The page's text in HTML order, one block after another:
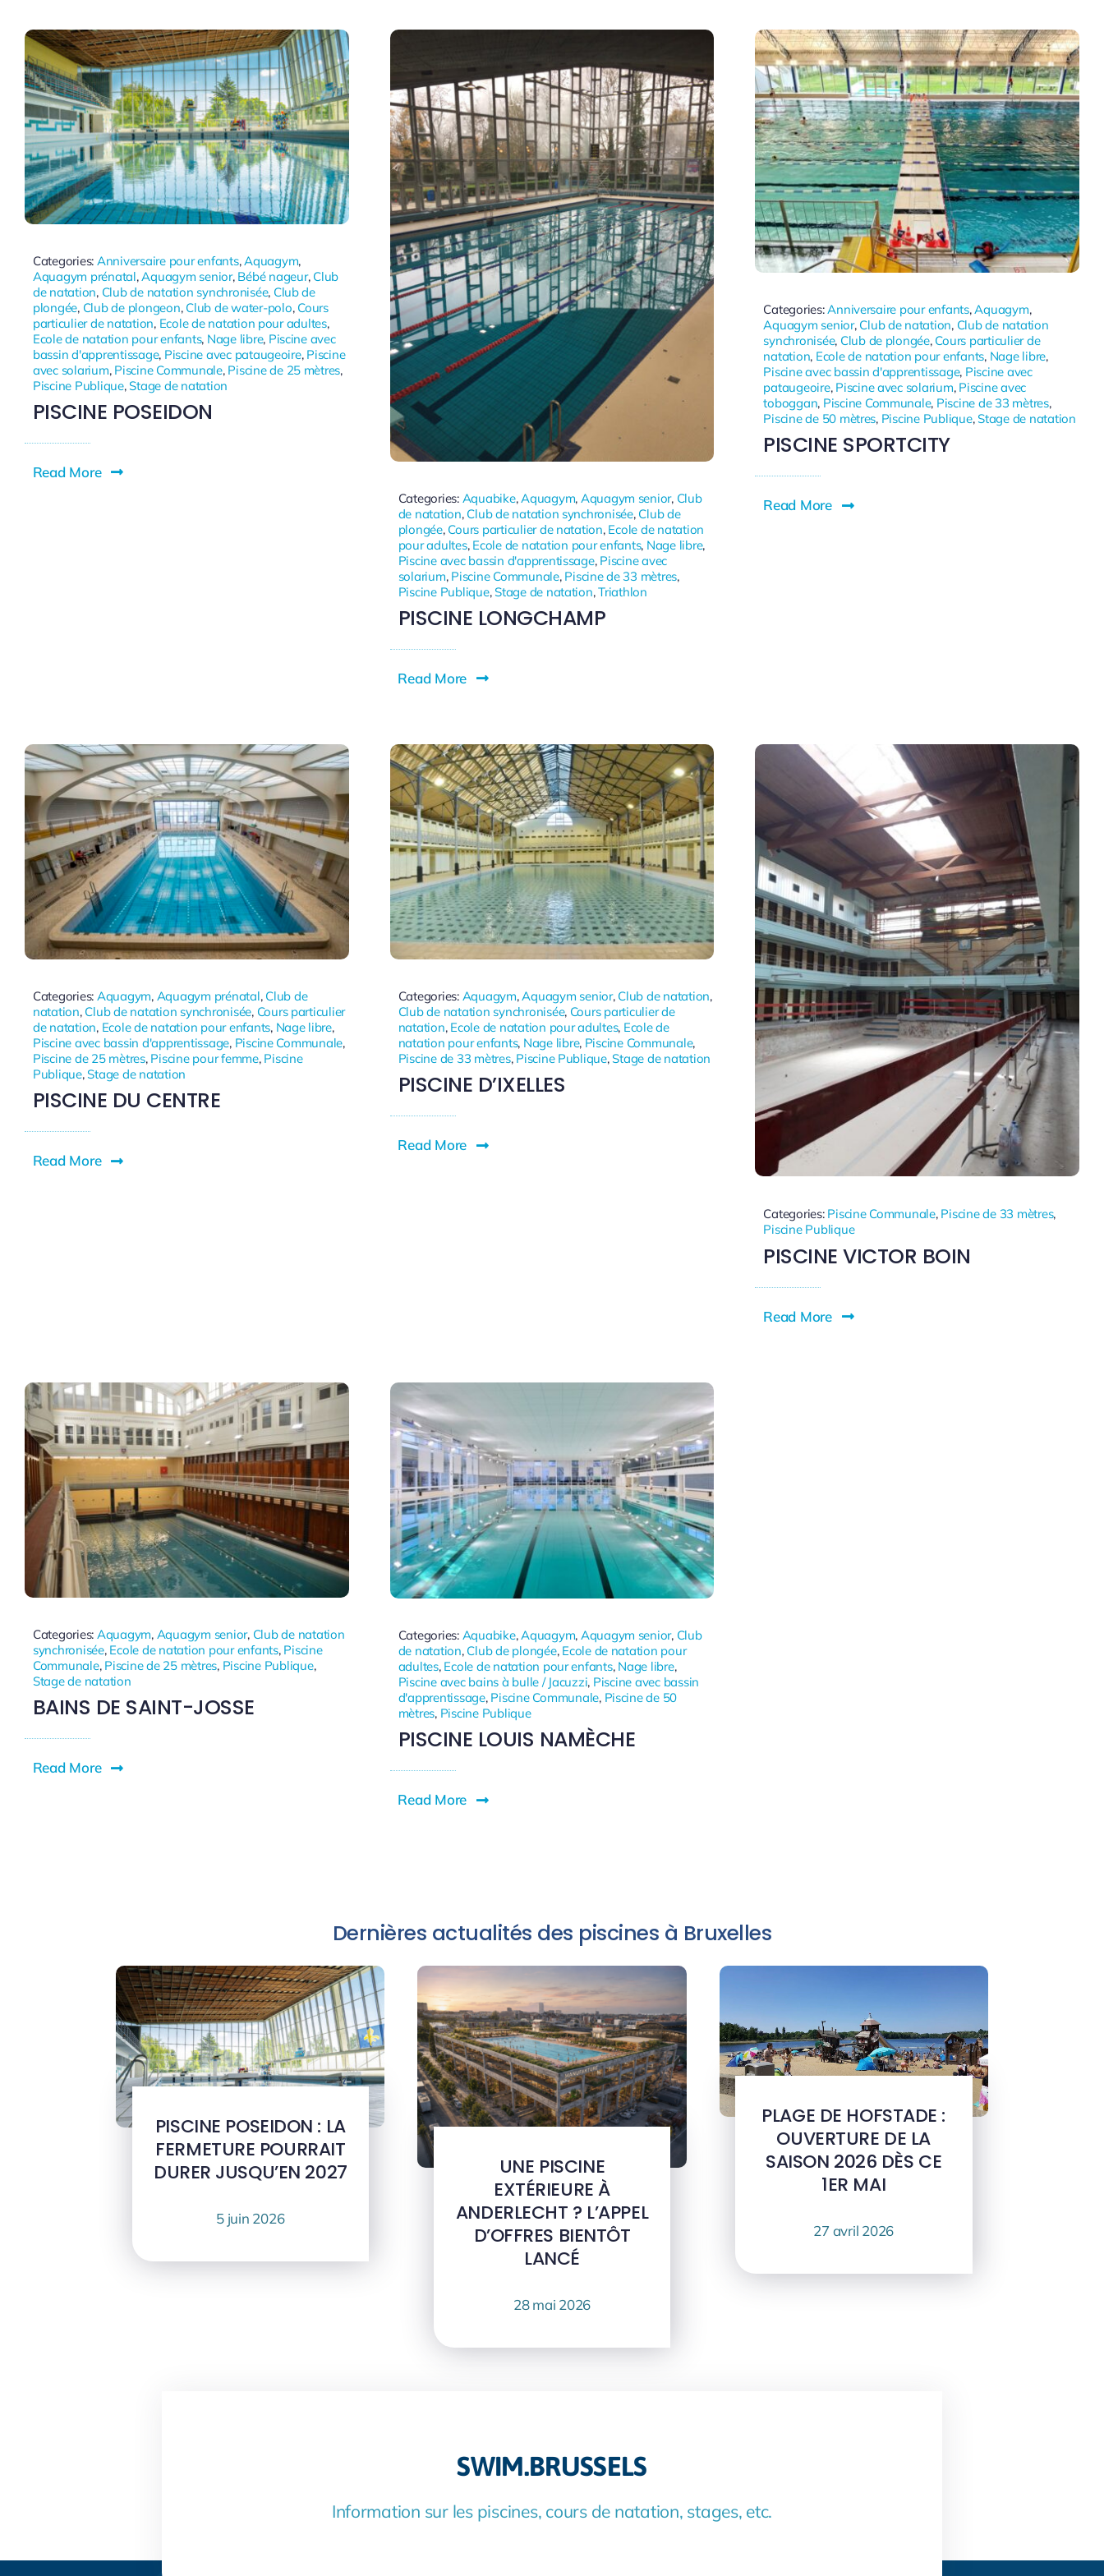
Categories: Anniversaire pour enfants,Aquagym,
Aquagym prénatal,Aquagym senior, Bébé nageur, Club
de natation, Club de natation synchronisée, Club de
plongée, Club de plongeon, Club de water-polo, Cours
particulier de natation, Ecole de natation pour adultes,
Ecole de natation pour enfants, Nage libre, Piscine avec
bassin d'apprentissage, Piscine avec pataugeoire, Piscine
avec solarium, Piscine Communale, Piscine de 25 mètres,
Piscine Publique,Stage de natation
PISCINE POSEIDON
Read More
Categories: Aquabike,Aquagym, Aquagym senior, Club
de natation, Club de natation synchronisée, Club de
plongée, Cours particulier de natation, Ecole de natation
pour adultes, Ecole de natation pour enfants, Nage libre,
Piscine avec bassin d'apprentissage, Piscine avec
solarium, Piscine Communale, Piscine de 33 mètres,
Piscine Publique,Stage de natation,Triathlon
PISCINE LONGCHAMP
Read More
Categories:Anniversaire pour enfants,Aquagym,
Aquagym senior, Club de natation, Club de natation
synchronisée, Club de plongée, Cours particulier de
natation, Ecole de natation pour enfants, Nage libre,
Piscine avec bassin d'apprentissage, Piscine avec
pataugeoire, Piscine avec solarium, Piscine avec
toboggan, Piscine Communale, Piscine de 33 mètres,
Piscine de 50 mètres, Piscine Publique,Stage de natation
PISCINE SPORTCITY
Read More
Categories: Aquagym, Aquagym prénatal, Club de
natation, Club de natation synchronisée, Cours particulier
de natation, Ecole de natation pour enfants, Nage libre,
Piscine avec bassin d'apprentissage, Piscine Communale,
Piscine de 25 mètres, Piscine pour femme, Piscine
Publique,Stage de natation
PISCINE DU CENTRE
Read More
Categories: Aquagym,Aquagym senior, Club de natation,
Club de natation synchronisée, Cours particulier de
natation, Ecole de natation pour adultes, Ecole de
natation pour enfants, Nage libre, Piscine Communale,
Piscine de 33 mètres, Piscine Publique,Stage de natation
PISCINE D’IXELLES
Read More
Categories: Piscine Communale, Piscine de 33 mètres,
Piscine Publique
PISCINE VICTOR BOIN
Read More
Categories: Aquagym, Aquagym senior, Club de natation
synchronisée, Ecole de natation pour enfants, Piscine
Communale, Piscine de 25 mètres, Piscine Publique,
Stage de natation
BAINS DE SAINT-JOSSE
Read More
Categories: Aquabike,Aquagym, Aquagym senior, Club
de natation, Club de plongée, Ecole de natation pour
adultes, Ecole de natation pour enfants, Nage libre,
Piscine avec bains à bulle / Jacuzzi, Piscine avec bassin
d'apprentissage, Piscine Communale, Piscine de 50
mètres, Piscine Publique
PISCINE LOUIS NAMÈCHE
Read More
Dernières actualités des piscines à Bruxelles
PISCINE POSEIDON : LA
FERMETURE POURRAIT
DURER JUSQU’EN 2027
5 juin 2026
UNE PISCINE
EXTÉRIEURE À
ANDERLECHT ? L’APPEL
D’OFFRES BIENTÔT
LANCÉ
28 mai 2026
PLAGE DE HOFSTADE :
OUVERTURE DE LA
SAISON 2026 DÈS CE
1ER MAI
27 avril 2026
SWIM.BRUSSELS
Information sur les piscines, cours de natation, stages, etc.